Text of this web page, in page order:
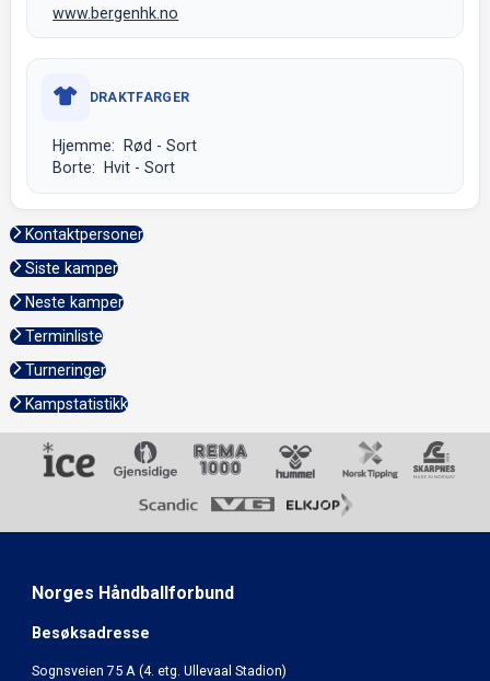
www.bergenhk.no
DRAKTFARGER
Hjemme: Rød - Sort
Borte: Hvit - Sort
Kontaktpersoner
Siste kamper
Neste kamper
Terminliste
Turneringer
Kampstatistikk
Norges Håndballforbund
Besøksadresse
Sognsveien 75 A (4. etg. Ullevaal Stadion)